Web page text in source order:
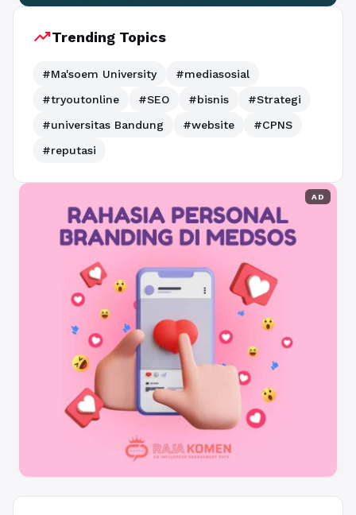
trending_upTrending Topics
#Ma'soem University
#mediasosial
#tryoutonline
#SEO #bisnis
#Strategi
#universitas Bandung
#website
#CPNS
#reputasi
AD